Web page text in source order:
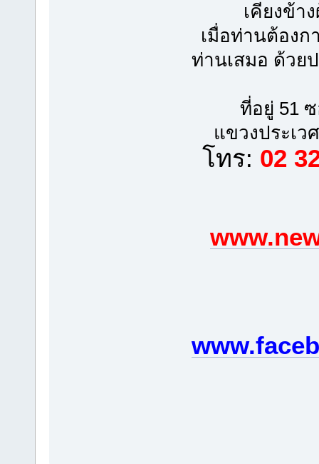
เคียงข้า
เมื่อท่านต้องก
ท่านเสมอ ด้วย
ที่อยู่ 51
แขวงประเว
โทร: 02